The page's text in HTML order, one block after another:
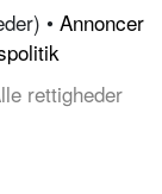
• Annoncer
rettigheder